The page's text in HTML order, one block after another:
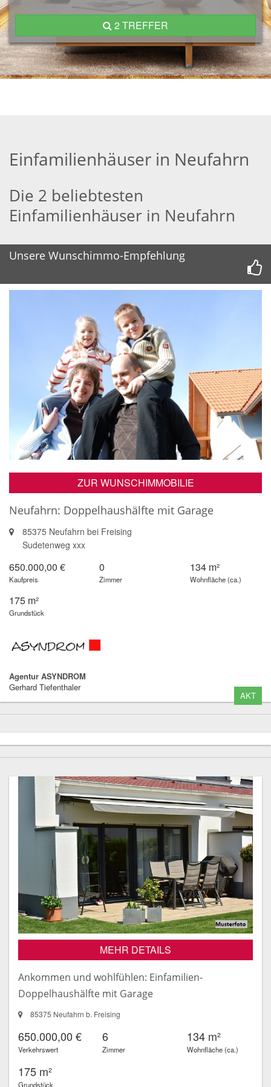
2 TREFFER
Einfamilienhäuser in Neufahrn
Die 2 beliebtesten
Einfamilienhäuser in Neufahrn
Unsere Wunschimmo-Empfehlung
ZUR WUNSCHIMMOBILIE
Neufahrn: Doppelhaushälfte mit Garage
85375 Neufahrn bei Freising
Sudetenweg xxx
650.000,00 €
Kaufpreis
0
Zimmer
134 m²
Wohnfläche (ca.)
175 m²
Grundstück
Agentur ASYNDROM
Gerhard Tiefenthaler
AKT
MEHR DETAILS
Ankommen und wohlfühlen: Einfamilien-
Doppelhaushälfte mit Garage
85375 Neufahrn b. Freising
650.000,00 €
Verkehrswert
6
Zimmer
134 m²
Wohnfläche (ca.)
175 m²
Grundstück